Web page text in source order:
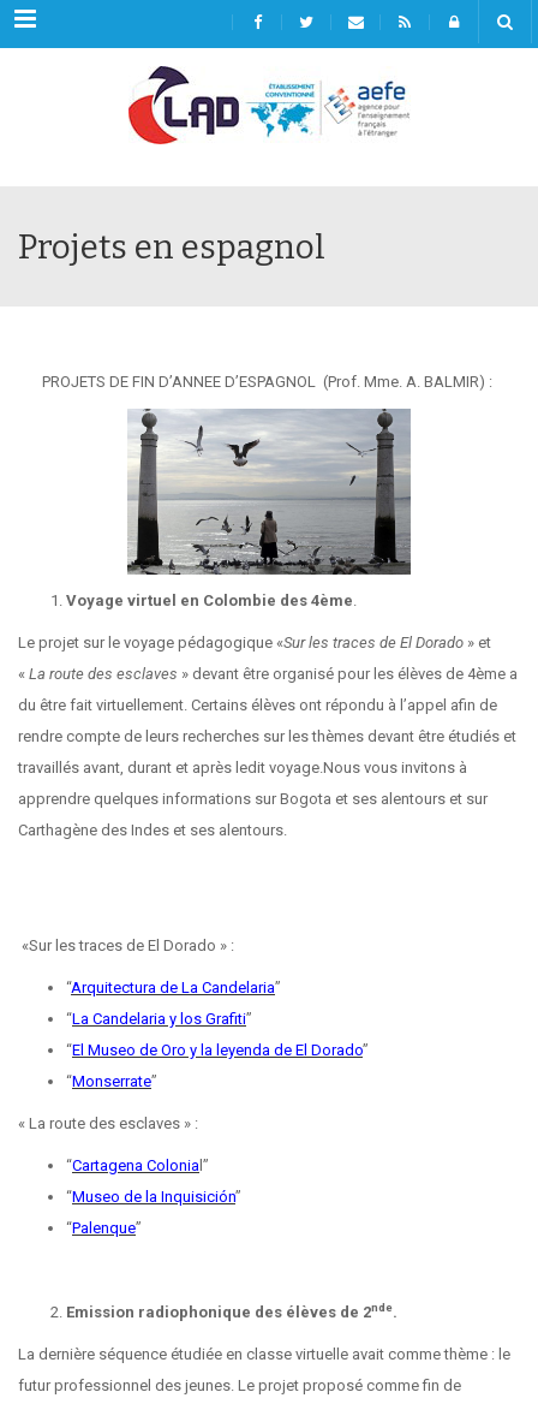
Menu
Projets en espagnol
PROJETS DE FIN D’ANNEE D’ESPAGNOL (Prof. Mme. A. BALMIR) :
Voyage virtuel en Colombie des 4ème.
Le projet sur le voyage pédagogique «Sur les traces de El Dorado » et
« La route des esclaves » devant être organisé pour les élèves de 4ème a
du être fait virtuellement. Certains élèves ont répondu à l’appel afin de
rendre compte de leurs recherches sur les thèmes devant être étudiés et
travaillés avant, durant et après ledit voyage.Nous vous invitons à
apprendre quelques informations sur Bogota et ses alentours et sur
Carthagène des Indes et ses alentours.
«Sur les traces de El Dorado » :
“Arquitectura de La Candelaria”
“La Candelaria y los Grafiti”
“El Museo de Oro y la leyenda de El Dorado”
“Monserrate”
« La route des esclaves » :
“Cartagena Colonia l”
“Museo de la Inquisición”
“Palenque”
Emission radiophonique des élèves de 2nde.
La dernière séquence étudiée en classe virtuelle avait comme thème : le
futur professionnel des jeunes. Le projet proposé comme fin de